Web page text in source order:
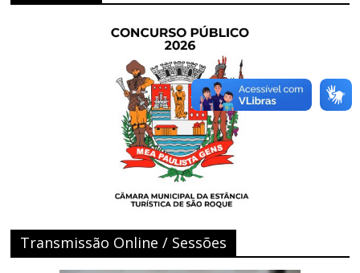
Transmissão Online / Sessões